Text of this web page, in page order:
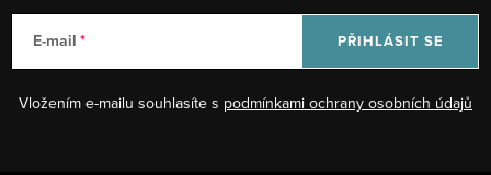
E-mail
Vložením e-mailu souhlasíte s podmínkami ochrany osobních údajů
PŘIHLÁSIT SE